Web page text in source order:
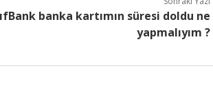
banka kartımın süresi doldu ne
yapmalıyım ?